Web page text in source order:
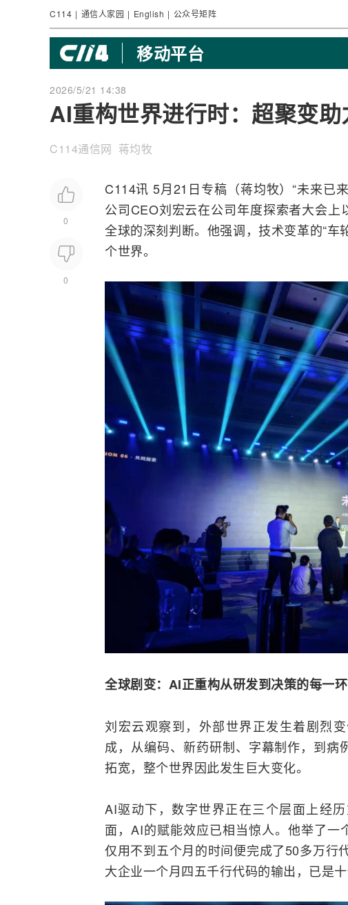
C114 | 通信人家园 | English | 公众号矩阵
移动平台
2026/5/21 14:38
AI重构世界进行时：超聚变
C114通信网 蒋均牧
0
0
C114讯 5月21日专稿（蒋均牧）“未来已
公司CEO刘宏云在公司年度探索者大会上
全球的深刻判断。他强调，技术变革的“
个世界。
全球剧变： AI正重构从研发到决策的每一
刘宏云观察到，外部世界正发生着剧烈
成，从编码、新药研制、字幕制作，到
拓宽，整个世界因此发生巨大变化。
AI驱动下，数字世界正在三个层面上经
面，AI的赋能效应已相当惊人。他举了
仅用不到五个月的时间便完成了50多万行
大企业一个月四五千行代码的输出，已是